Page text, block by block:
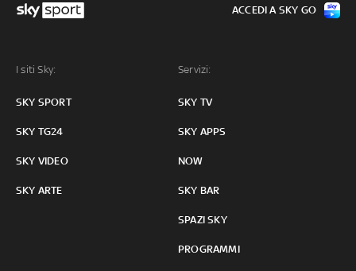
I siti Sky:
SKY SPORT
SKY TG24
SKY VIDEO
SKY ARTE
Servizi:
SKY TV
SKY APPS
NOW
SKY BAR
SPAZI SKY
PROGRAMMI
ACCEDI A SKY GO